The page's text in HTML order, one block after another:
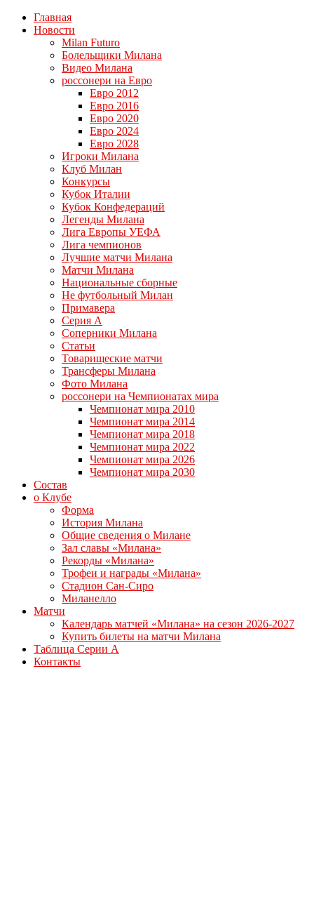
Главная
Новости
Milan Futuro
Болельщики Милана
Видео Милана
россонери на Евро
Евро 2012
Евро 2016
Евро 2020
Евро 2024
Евро 2028
Игроки Милана
Клуб Милан
Конкурсы
Кубок Италии
Кубок Конфедераций
Легенды Милана
Лига Европы УЕФА
Лига чемпионов
Лучшие матчи Милана
Матчи Милана
Национальные сборные
Не футбольный Милан
Примавера
Серия А
Соперники Милана
Статьи
Товарищеские матчи
Трансферы Милана
Фото Милана
россонери на Чемпионатах мира
Чемпионат мира 2010
Чемпионат мира 2014
Чемпионат мира 2018
Чемпионат мира 2022
Чемпионат мира 2026
Чемпионат мира 2030
Состав
о Клубе
Форма
История Милана
Общие сведения о Милане
Зал славы «Милана»
Рекорды «Милана»
Трофеи и награды «Милана»
Стадион Сан-Сиро
Миланелло
Матчи
Календарь матчей «Милана» на сезон 2026-2027
Купить билеты на матчи Милана
Таблица Серии А
Контакты